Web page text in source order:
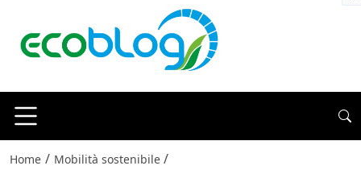
Home / Mobilità sostenibile /